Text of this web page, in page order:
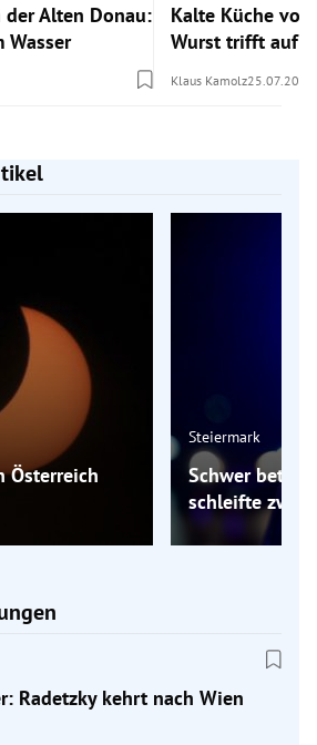
der Alten Donau:
Wasser
Kalte Küche
Wurst trifft auf
Klaus Kamolz25.07.2026
Österreich
Steiermark
Schwer
schleifte zwei
Radetzky kehrt nach Wien